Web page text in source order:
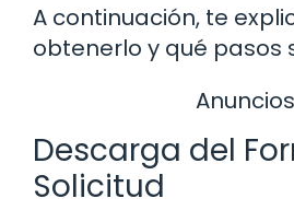
A continuación, te
obtenerlo y qué pasos
Anuncios
Descarga del
Solicitud